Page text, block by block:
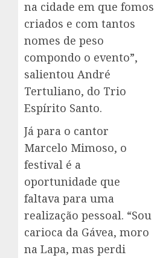
na cidade em que fomos
criados e com tantos
nomes de peso
compondo o evento”,
salientou André
Tertuliano, do Trio
Espírito Santo.
Já para o cantor
Marcelo Mimoso, o
festival é a
oportunidade que
faltava para uma
realização pessoal. “Sou
carioca da Gávea, moro
na Lapa, mas perdi